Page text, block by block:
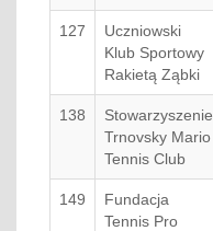
127
Uczniowski
Klub Sportowy
Rakietą Ząbki
138
Stowarzyszenie
Trnovsky Mario
Tennis Club
149
Fundacja
Tennis Pro